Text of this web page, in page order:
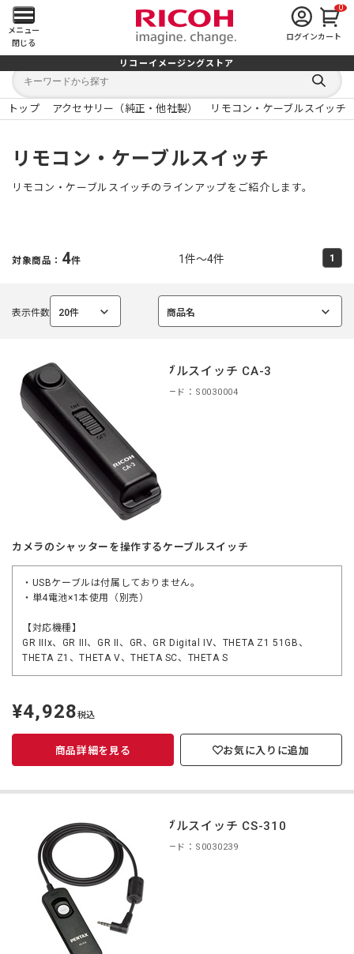
メ
イ
ン
メ
ニ
ュ
を
く
メニュー
閉じる
ログイン
0
カート
リコーイメージングストア
キ
ワ
ー
キ
ー
検
索
す
る
トップ アクセサリー（純正・他社製） リモコン・ケーブルスイッチ
リモコン・ケーブルスイッチ
リモコン・ケーブルスイッチのラインアップをご紹介します。
対象商品： 4件 1件～4件 1
表示件数 20件
選
商品名
選
ケーブルスイッチ CA-3
商品コード：S0030004
カメラのシャッターを操作するケーブルスイッチ
・USBケーブルは付属しておりません。
・単4電池×1本使用（別売）
【対応機種】
GR IIIx、GR III、GR II、GR、GR Digital IV、THETA Z1 51GB、
THETA Z1、THETA V、THETA SC、THETA S
定
価
¥4,928税込
商品詳細を見る お気に入りに追加
ケーブルスイッチ CS-310
商品コード：S0030239